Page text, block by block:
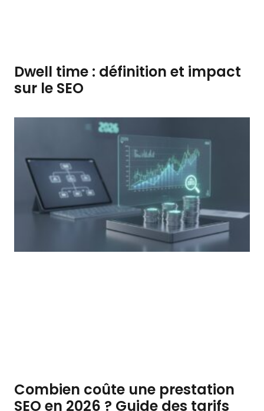
Dwell time : définition et impact
sur le SEO
Combien coûte une prestation
SEO en 2026 ? Guide des tarifs